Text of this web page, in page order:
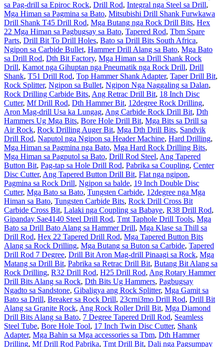
sa Pag-drill sa Epiroc Rock, Drill Rod, Integral nga Steel sa Drill,
Mga Himan sa Pagmina sa Bato, Mitsubishi Drill Shank Furwkawa
Drill Shank T45 Drill Rod, Mga Butang nga Rock Drill Bits, Hex
22 Mga Himan sa Pagbugsay sa Bato, Tapered Rod, Tbm Spare
Parts, Drill Bit To Drill Holes, Bato sa Drill Bits South Africa,
Ngipon sa Carbide Bullet, Hammer Drill Alang sa Bato, Mga Bato
sa Drill Rod, Dth Bit Factory, Mga Himan sa Drill Shank Rock
Drill, Kamot nga Gihuptan nga Pneumatik nga Rock Drill, Drill
Shank, T51 Drill Rod, Top Hammer Shank Adapter, Taper Drill Bit,
Rock Splitter, Ngipon sa Bullet, Ngipon Nga Naggaling sa Dalan,
Rock Drilling Carbide Bits, Ang Retrac Drill Bit, 18 Inch Disc
Cutter, Mf Drill Rod, Dth Hammer Bit, 12degree Rock Drilling,
Aron Mag-drill Usa ka Lungag, Ang Carbide Rock Drill Bit, Dth
Hammers Ug Mga Bits, Bore Hole Drill Bit, Mga Bits sa Drill sa
Air Rock, Rock Drilling Auger Bit, Mga Dth Drill Bits, Sandvik
Drill Rod, Naputol nga Ngipon sa Header Machine, Hard Drilling,
Mga Himan sa Pagmina nga Bato, Mga Hard Rock Drilling Bits,
Mga Himan sa Pagputol sa Bato, Drill Rod Steel, Ang Tapered
Button Bit, Pag-tap sa Hole Drill Rod, Pabrika sa Coupling, Center
Disc Cutter, Ang Tapered Button Drill Bit, Flat nga ngipon,
Pagmina sa Rock Drill, Ngipon sa balde, 19 Inch Double Disc
Cutter, Mga Bato sa Bato, Tungsten Carbide, 12degree nga Mga
Himan sa Bato, Tungsten Carbide Bits, Rock Drill Cross Bit
Carbide Cross Bit, Lalaki nga Coupling sa Babaye, R38 Drill Rod,
Gipanday Sae4140 Steel Drill Rod, Tmt Taphole Drill Tools, Mga
Bato sa Drill Bato Alang sa Hammer Drill, Mga Klase sa Thill sa
Drill Rod, Hex 22 Tapered Drill Rod, Mga Tapered Button Bits
Alang sa Rock Drilling, Mga Butang sa Buton sa Carbide, Tapered
Drill Rod 7 Degree, Drill Bit Aron Mag-drill Pinaagi sa Rock, Mga
Matang sa Drill Bit, Pabrika sa Retrac Drill Bit, Butang Bit Alang sa
Rock Drilling, R32 Drill Rod, H25 Drill Rod, Ang Rotary Hammer
Drill Bits Alang sa Rock, Dth Bits Ug Hammers, Pagbugsay
Ngadto sa Sandstone, Gibaligya ang Rock Splitter, Mga Gamit sa
Bato sa Drill, Breaker sa Rock Drill, 23crni3mo Drill Rod, Drill Bit
Alang sa Granite Rock, Ang Rock Roller Drill Bit, Mga Diamond
Drill Bits Alang sa Bato, 7 Degree Tapered Drill Rod, Seamless
Steel Tube, Bore Hole Tool, 17 Inch Twin Disc Cutter, Shank
Adapter, Mga Bahin sa Mga accessories sa Tbm, Dth Hammer
Drilling, Mf Drill Rod Pabrika, Tmt Drill Bit, Dali nga Pagsumpay